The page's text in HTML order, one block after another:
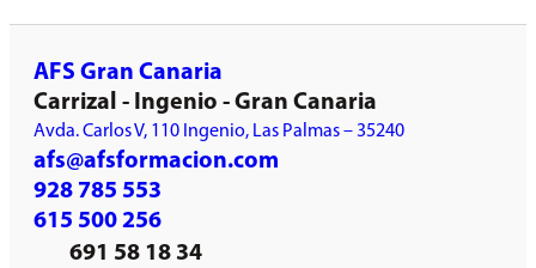
AFS Gran Canaria
Carrizal - Ingenio - Gran Canaria
Avda. Carlos V, 110 Ingenio, Las Palmas – 35240
afs@afsformacion.com
928 785 553
615 500 256
691 58 18 34